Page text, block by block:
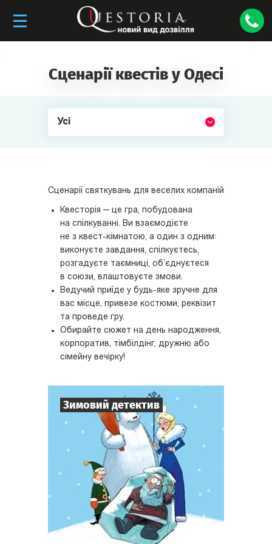
Сценарії квестів у Одесі
Усі
Сценарії святкувань для веселих компаній
Квесторія — це гра, побудована
на спілкуванні. Ви взаємодієте
не з квест-кімнатою, а один з одним:
виконуєте завдання, спілкуєтесь,
розгадуєте таємниці, об’єднуєтеся
в союзи, влаштовуєте змови.
Ведучий приїде у будь-яке зручне для
вас місце, привезе костюми, реквізит
та проведе гру.
Обирайте сюжет на день народження,
корпоратив, тімбілдінг, дружню або
сімейну вечірку!
Зимовий детектив
Гравців 10
Час гри 1-2 год.
Тематика Детектив
Тип квесту Міні-квесторія
Хтось не вірить у нього, але він є!
Інші чекають на нього, але він не приїде!